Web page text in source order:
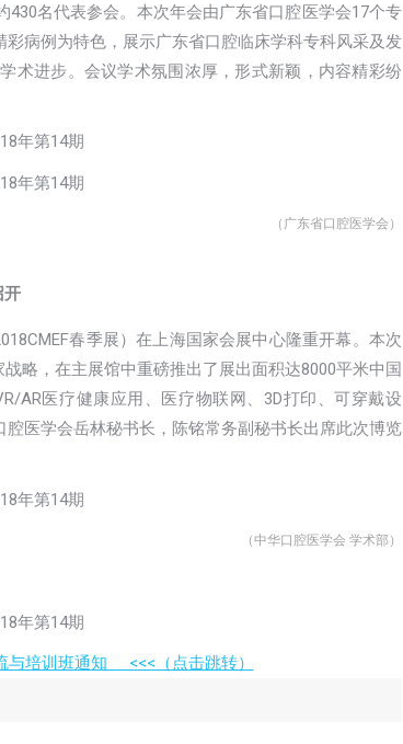
名代表参会。本次年会由广东省口腔医学会17个专
病例为特色，展示广东省口腔临床学科专科风采及发
术进步。会议学术氛围浓厚，形式新颖，内容精彩纷
（广东省口腔医学会）
开
春季展）在上海国家会展中心隆重开幕。本次
略，在主展馆中重磅推出了展出面积达8000平米中国
AR医疗健康应用、医疗物联网、3D打印、可穿戴设
医学会岳林秘书长，陈铭常务副秘书长出席此次博览
（中华口腔医学会 学术部）
与培训班通知 <<<（点击跳转）